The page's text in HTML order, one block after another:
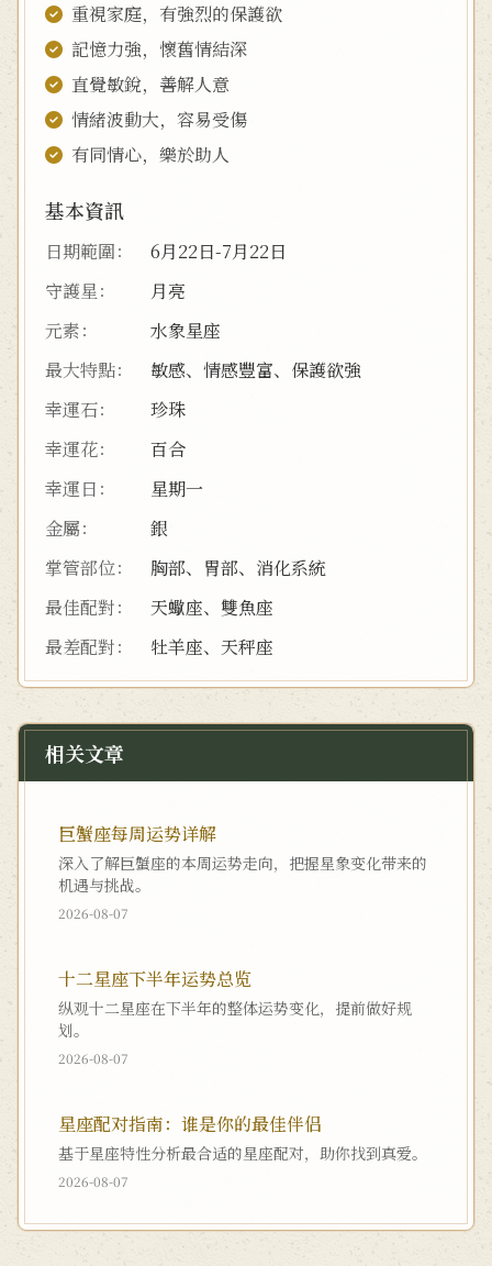
重視家庭，有強烈的保護欲
記憶力強，懷舊情結深
直覺敏銳，善解人意
情緒波動大，容易受傷
有同情心，樂於助人
基本資訊
日期範圍：
6月22日-7月22日
守護星：
月亮
元素：
水象星座
最大特點：
敏感、情感豐富、保護欲強
幸運石：
珍珠
幸運花：
百合
幸運日：
星期一
金屬：
銀
掌管部位：
胸部、胃部、消化系統
最佳配對：
天蠍座、雙魚座
最差配對：
牡羊座、天秤座
相关文章
巨蟹座每周运势详解
深入了解巨蟹座的本周运势走向，把握星象变化带来的
机遇与挑战。
2026-08-07
十二星座下半年运势总览
纵观十二星座在下半年的整体运势变化，提前做好规
划。
2026-08-07
星座配对指南：谁是你的最佳伴侣
基于星座特性分析最合适的星座配对，助你找到真爱。
2026-08-07